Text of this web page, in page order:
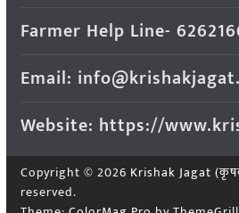
Farmer Help Line-
Email:
Website: https://
Copyright © 2026 Krishak Jagat
reserved.